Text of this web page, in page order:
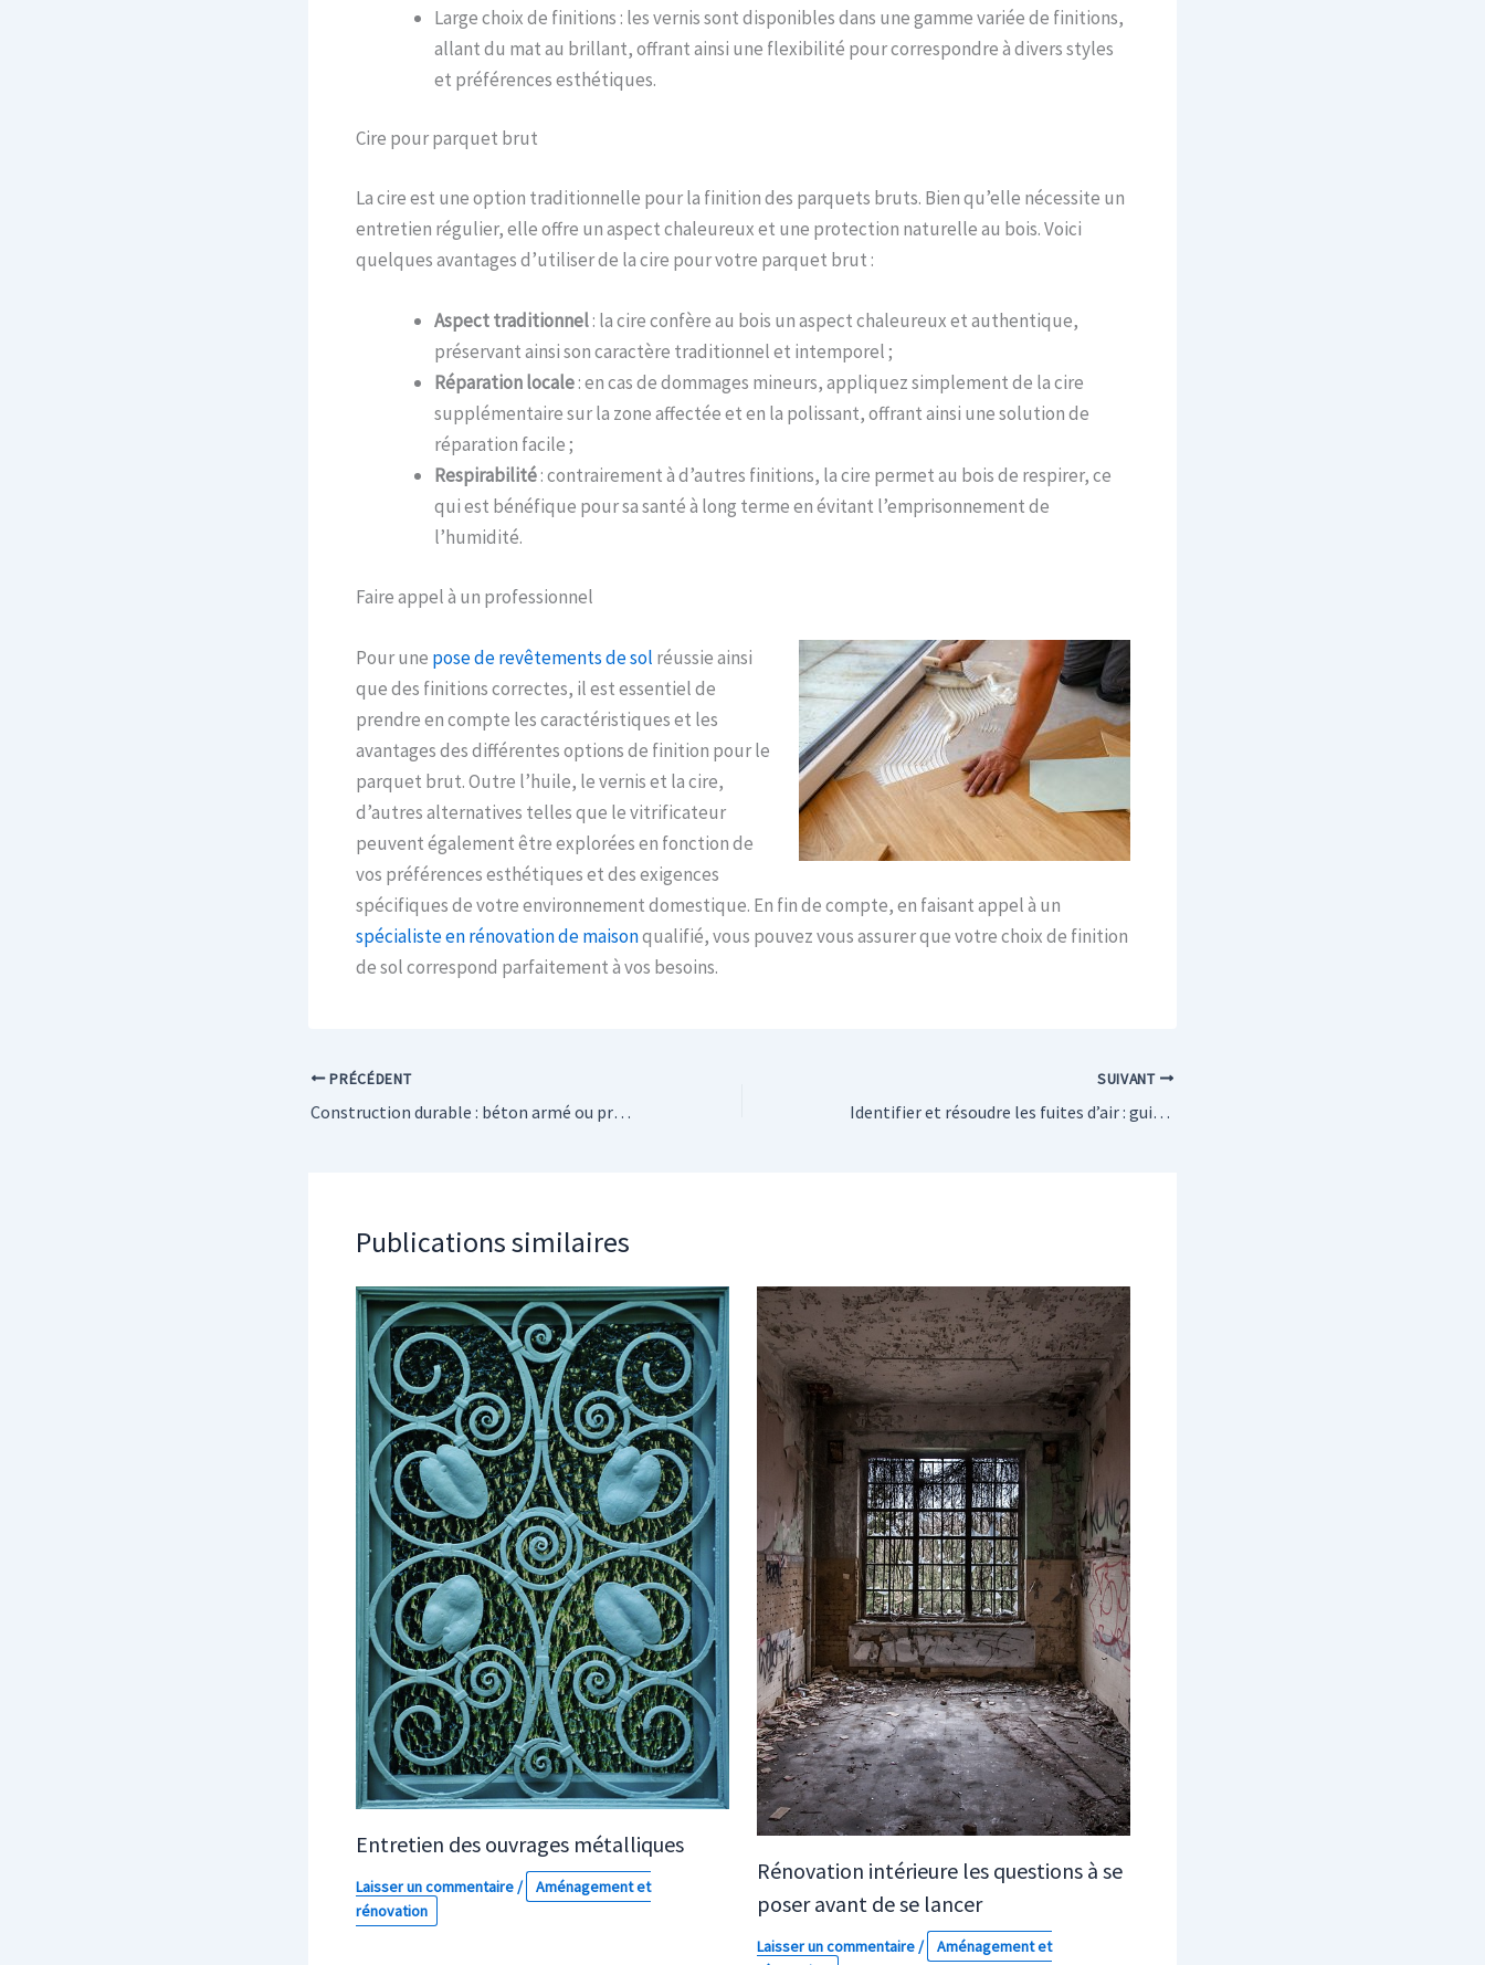
Large choix de finitions : les vernis sont disponibles dans une gamme variée de finitions,
allant du mat au brillant, offrant ainsi une flexibilité pour correspondre à divers styles
et préférences esthétiques.
Cire pour parquet brut
La cire est une option traditionnelle pour la finition des parquets bruts. Bien qu’elle nécessite un
entretien régulier, elle offre un aspect chaleureux et une protection naturelle au bois. Voici
quelques avantages d’utiliser de la cire pour votre parquet brut :
Aspect traditionnel: la cire confère au bois un aspect chaleureux et authentique,
préservant ainsi son caractère traditionnel et intemporel ;
Réparation locale: en cas de dommages mineurs, appliquez simplement de la cire
supplémentaire sur la zone affectée et en la polissant, offrant ainsi une solution de
réparation facile ;
Respirabilité: contrairement à d’autres finitions, la cire permet au bois de respirer, ce
qui est bénéfique pour sa santé à long terme en évitant l’emprisonnement de
l’humidité.
Faire appel à un professionnel
Pour une pose de revêtements de sol réussie ainsi
que des finitions correctes, il est essentiel de
prendre en compte les caractéristiques et les
avantages des différentes options de finition pour le
parquet brut. Outre l’huile, le vernis et la cire,
d’autres alternatives telles que le vitrificateur
peuvent également être explorées en fonction de
vos préférences esthétiques et des exigences
spécifiques de votre environnement domestique. En fin de compte, en faisant appel à un
spécialiste en rénovationde maisonqualifié, vous pouvez vous assurer que votre choix de finition
de sol correspond parfaitement à vos besoins.
PRÉCÉDENT
Construction durable : béton armé ou précontraint pour vos fondations ?
SUIVANT
Identifier et résoudre les fuites d’air : guide pratique pour la maison
Publications similaires
Entretien des ouvrages métalliques
Laisser un commentaire/
Aménagement et
rénovation
Rénovation intérieure les questions à se
poser avant de se lancer
Laisser un commentaire/
Aménagement et